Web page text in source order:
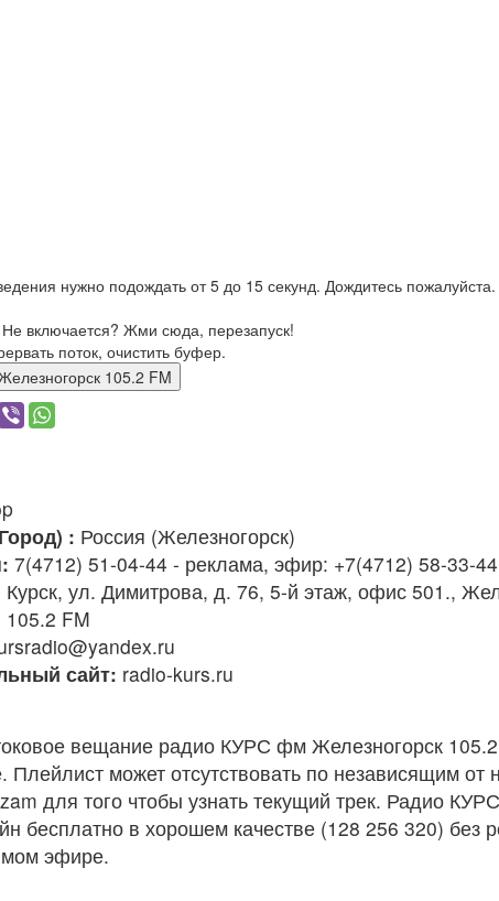
нужно подождать от 5 до 15 секунд. Дождитесь пожалуйста.
включается? Жми сюда, перезапуск!
поток, очистить буфер.
фм Железногорск 105.2 FM
: Россия (Железногорск)
7(4712) 51-04-44 - реклама, эфир: +7(4712) 58-33-44
Курск, ул. Димитрова, д. 76, 5-й этаж, офис 501.,
105.2 FM
сайт: radio-kurs.ru
вещание радио КУРС фм Железногорск
Плейлист может отсутствовать по независящим от
для того чтобы узнать текущий трек. Радио
бесплатно в хорошем качестве (128 256 320) без
эфире.